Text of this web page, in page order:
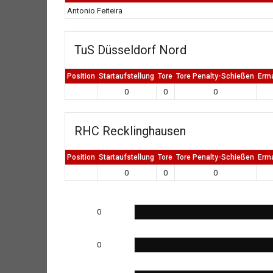
Antonio Feiteira
TuS Düsseldorf Nord
Position Startaufstellung Tore Tore Penalty-Schießen
0 0 0
RHC Recklinghausen
Position Startaufstellung Tore Tore Penalty-Schießen
0 0 0
0
0